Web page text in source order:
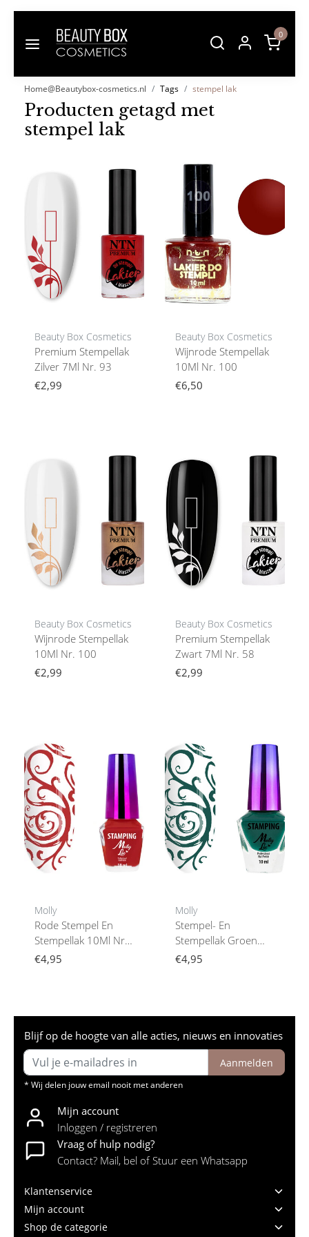
0
Home@Beautybox-cosmetics.nl Tags stempel lak
Producten getagd met
stempel lak
Beauty Box Cosmetics
Premium Stempellak
Zilver 7Ml Nr. 93
€2,99
Beauty Box Cosmetics
Wijnrode Stempellak
10Ml Nr. 100
€6,50
Beauty Box Cosmetics
Wijnrode Stempellak
10Ml Nr. 100
€2,99
Beauty Box Cosmetics
Premium Stempellak
Zwart 7Ml Nr. 58
€2,99
Molly
Rode Stempel En
Stempellak 10Ml Nr.
5
€4,95
Molly
Stempel- En
Stempellak Groen
10Ml Nr. 8
€4,95
Blijf op de hoogte van alle acties, nieuws en innovaties
Aanmelden
* Wij delen jouw email nooit met anderen
Mijn account
Inloggen / registreren
Vraag of hulp nodig?
Contact? Mail, bel of Stuur een Whatsapp
Klantenservice
Mijn account
Shop de categorie